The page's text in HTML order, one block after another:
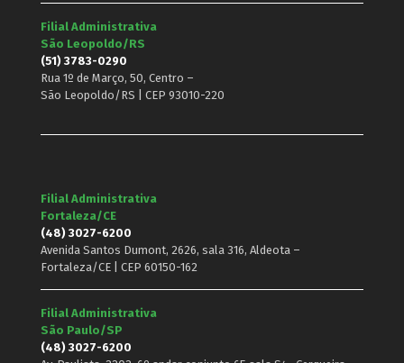
Filial Administrativa
São Leopoldo/RS
(51) 3783-0290
Rua 1º de Março, 50, Centro –
São Leopoldo/RS | CEP 93010-220
Filial Administrativa
Fortaleza/CE
(48) 3027-6200
Avenida Santos Dumont, 2626, sala 316, Aldeota –
Fortaleza/CE | CEP 60150-162
Filial Administrativa
São Paulo/SP
(48) 3027-6200